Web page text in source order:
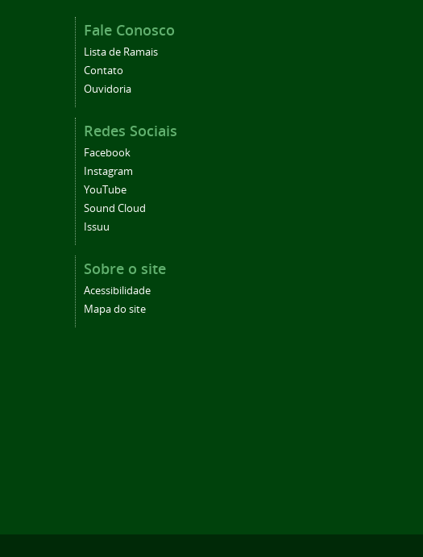
Fale Conosco
Lista de Ramais
Contato
Ouvidoria
Redes Sociais
Facebook
Instagram
YouTube
Sound Cloud
Issuu
Sobre o site
Acessibilidade
Mapa do site